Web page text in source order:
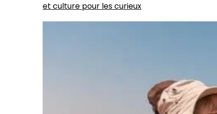
et culture pour les curieux